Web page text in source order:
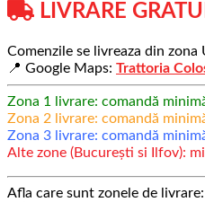
LIVRARE
Comenzile se livreaza din
📍 Google Maps: Trattoria
Zona 1 livrare: comandă
Zona 2 livrare: comandă
Zona 3 livrare: comandă
Alte zone (București si Ilfov):
Afla care sunt zonele de livrare: